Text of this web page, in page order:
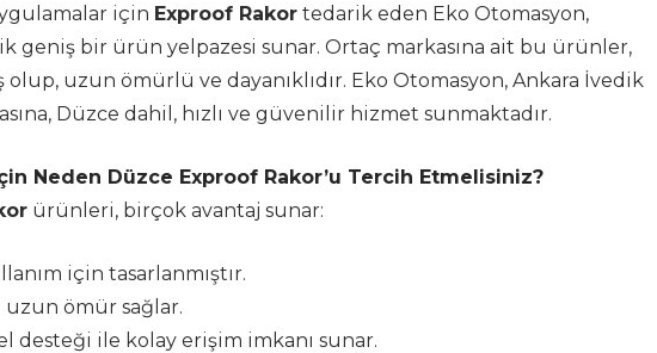
için Exproof Rakor tedarik eden Eko Otomasyon,
geniş bir ürün yelpazesi sunar. Ortaç markasına ait bu ürünler,
uzun ömürlü ve dayanıklıdır. Eko Otomasyon, Ankara İvedik
Düzce dahil, hızlı ve güvenilir hizmet sunmaktadır.
Neden Düzce Exproof Rakor’u Tercih Etmelisiniz?
ürünleri, birçok avantaj sunar:
için tasarlanmıştır.
uzun ömür sağlar.
desteği ile kolay erişim imkanı sunar.